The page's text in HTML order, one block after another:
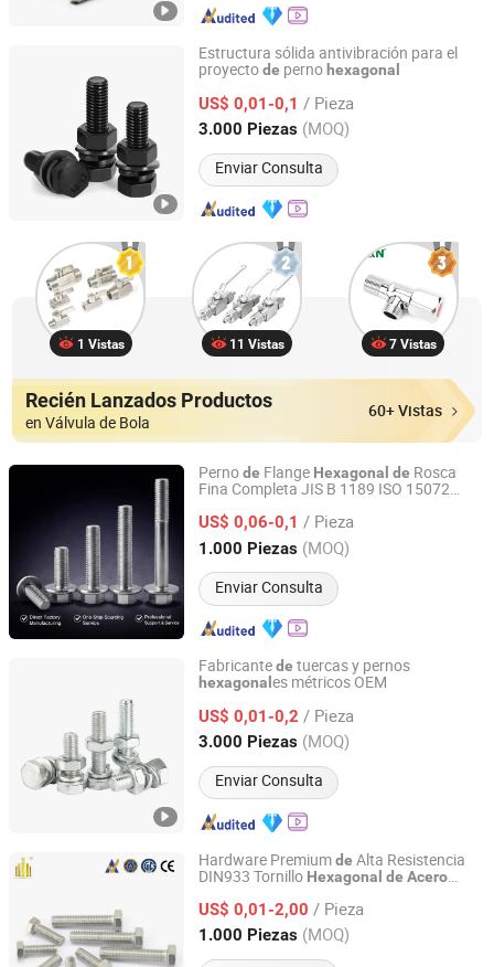
Estructura sólida antivibración para el
proyectode perno hexagonal
US$ 0,01-0,1 / Pieza
3.000 Piezas (MOQ)
Enviar Consulta
Shanghai Jian & Mei Industry and Trade Co., Ltd.
Shanghai, China Desde 2020
1 Vistas 11 Vistas 7 Vistas
Recién Lanzados Productos
en Válvula de Bola
60+ Vistas
Pernode Flange Hexagonal de Rosca
Fina Completa JIS B 1189 ISO 15072
US$ 0,06-0,1 / Pieza
1.000 Piezas (MOQ)
Enviar Consulta
Ningbo Yinzhou Sokun Import and Export Co., Ltd.
Zhejiang, China Desde 2025
Fabricantede tuercas y pernos
hexagonal es métricos OEM
US$ 0,01-0,2 / Pieza
3.000 Piezas (MOQ)
Enviar Consulta
Shanghai Jian & Mei Industry and Trade Co., Ltd.
Shanghai, China Desde 2020
Hardware Premiumde Alta Resistencia
DIN933 Tornillo Hexagonal de Acero
US$ 0,01-2,00 / Pieza
1.000 Piezas (MOQ)
Taizhou Fengye Metal Products Co., Ltd.
Jiangsu, China Desde 2022